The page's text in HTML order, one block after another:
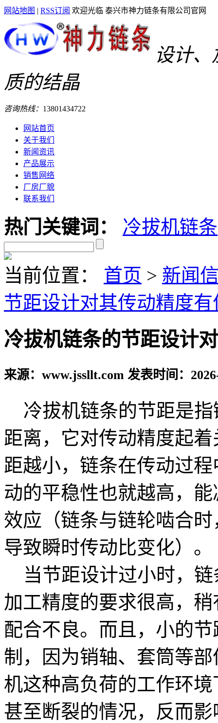
网站地图 | RSS订阅 欢迎光临 泰兴市神力链条有限公司官网
设计
质的结晶
咨询热线： 13801434722
网站首页
关于我们
新闻资讯
产品展示
销售网络
厂房厂貌
联系我们
热门关键词： 冷拔机链条
当前位置： 首页 > 新闻
节距设计对其传动精度
冷拔机链条的节距设计
来源：www.jssllt.com 发表时间：
冷拔机链条的节距是指
距离，它对传动精度起
距越小，链条在传动过
动的平稳性也就越高，
效应（链条与链轮啮合
导致瞬时传动比变化）。
当节距设计过小时，链
加工精度的要求很高，
配合不良。而且，小的
制，因为销轴、套筒等
机这种高负荷的工作环
甚至断裂的情况，反而